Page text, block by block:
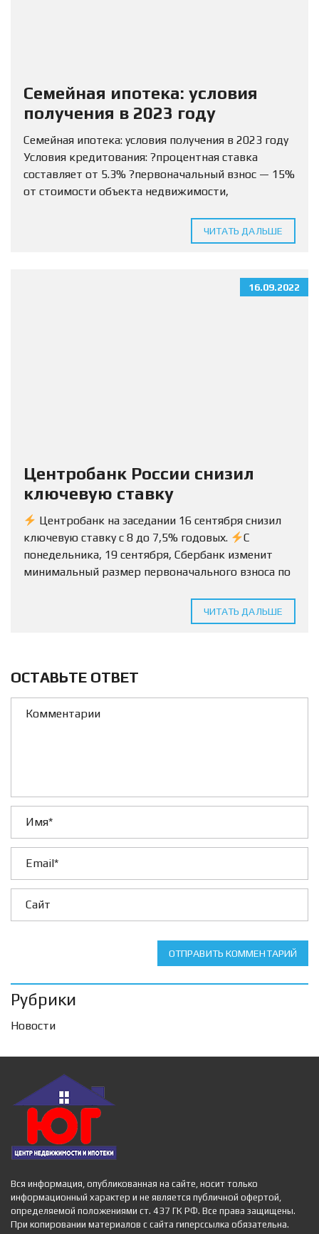
Семейная ипотека: условия
получения в 2023 году
Семейная ипотека: условия получения в 2023 году
Условия кредитования: ?процентная ставка
составляет от 5.3% ?первоначальный взнос — 15%
от стоимости объекта недвижимости,
кредитования определяется для МО и ЛО — 12
ЧИТАТЬ ДАЛЬШЕ
16.09.2022
Центробанк России снизил
ключевую ставку
Центробанк на заседании 16 сентября снизил
ключевую ставку с 8 до 7,5% годовых.
С
понедельника, 19 сентября, Сбербанк изменит
минимальный размер первоначального взноса по
ЧИТАТЬ ДАЛЬШЕ
ОСТАВЬТЕ ОТВЕТ
ОТПРАВИТЬ КОММЕНТАРИЙ
Рубрики
Новости
Вся информация, опубликованная на сайте, носит только
информационный характер и не является публичной офертой,
определяемой положениями ст. 437 ГК РФ. Все права защищены.
При копировании материалов с сайта гиперссылка обязательна.